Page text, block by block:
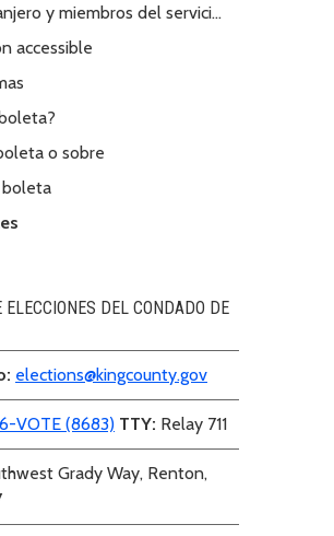
y miembros del servicio
accessible
o sobre
boleta
DEL CONDADO DE
elections@kingcounty.gov
VOTE (8683) TTY: Relay 711
Grady Way, Renton,